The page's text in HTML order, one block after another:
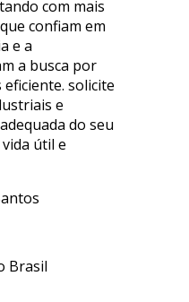
com mais
confiam em
e a
a busca por
solicite
e
do seu
útil e
Brasil